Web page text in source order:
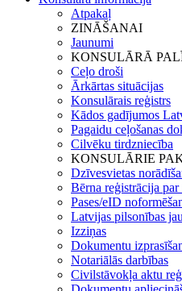
Atpakaļ
ZINĀŠANAI
Jaunumi
KONSULĀRĀ
Ceļo droši
Ārkārtas situācijas
Konsulārais reģistrs
Kādos gadījumos
Pagaidu ceļošanas
Cilvēku tirdzniecība
KONSULĀRIE
Dzīvesvietas
Bērna reģistrācija
Pases/eID
Latvijas pilsonības
Izziņas
Dokumentu
Notariālās darbības
Civilstāvokļa aktu